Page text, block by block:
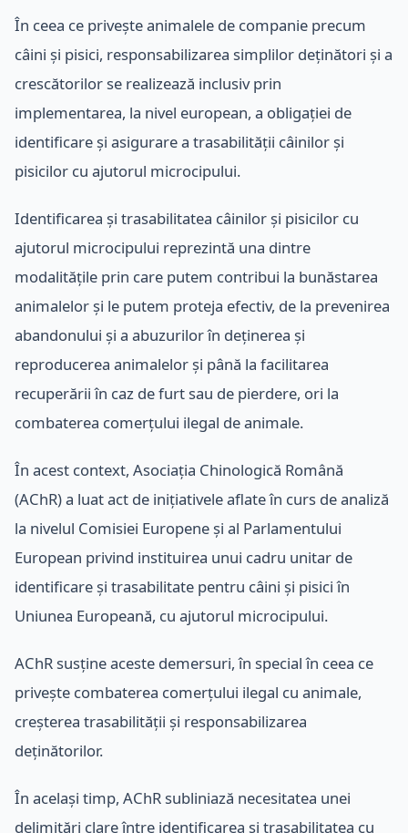
În ceea ce privește animalele de companie precum
câini și pisici, responsabilizarea simplilor deținători și a
crescătorilor se realizează inclusiv prin
implementarea, la nivel european, a obligației de
identificare și asigurare a trasabilității câinilor și
pisicilor cu ajutorul microcipului.
Identificarea și trasabilitatea câinilor și pisicilor cu
ajutorul microcipului reprezintă una dintre
modalitățile prin care putem contribui la bunăstarea
animalelor și le putem proteja efectiv, de la prevenirea
abandonului și a abuzurilor în deținerea și
reproducerea animalelor și până la facilitarea
recuperării în caz de furt sau de pierdere, ori la
combaterea comerțului ilegal de animale.
În acest context, Asociația Chinologică Română
(AChR) a luat act de inițiativele aflate în curs de analiză
la nivelul Comisiei Europene și al Parlamentului
European privind instituirea unui cadru unitar de
identificare și trasabilitate pentru câini și pisici în
Uniunea Europeană, cu ajutorul microcipului.
AChR susține aceste demersuri, în special în ceea ce
privește combaterea comerțului ilegal cu animale,
creșterea trasabilității și responsabilizarea
deținătorilor.
În același timp, AChR subliniază necesitatea unei
delimitări clare între identificarea și trasabilitatea cu